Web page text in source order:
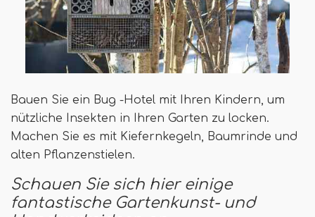
Bauen Sie ein Bug -Hotel mit Ihren Kindern, um
nützliche Insekten in Ihren Garten zu locken.
Machen Sie es mit Kiefernkegeln, Baumrinde und
alten Pflanzenstielen.
Schauen Sie sich hier einige
fantastische Gartenkunst- und